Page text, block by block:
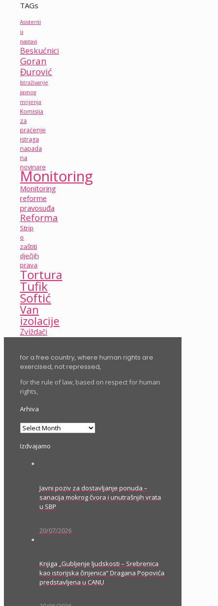
TAGs
Asistenti
u
nastavi
Beskućnici
Goran
Đurović
Istraživanje
javnog
mnjenja
Komisija
za
praćenje
istraga
napada
na
novinare
Monitoring
Monitoring
reforme
pravosuđa
Reforma
Strip
o
zaštiti
dječjih
prava
Tortura
Tufik
Softić
Van
izolacije
Zviždači
for a free country, where human rights are
exercised, not repressed,
for the rule of law, based on respect for human
rights,
Arhiva
Arhiva
Izdvajamo
Javni poziv za dostavljanje ponuda –
sanacija mokrog čvora i unutrašnjih vrata
u SBP
20/07/2026
Knjiga „Gubljenje ljudskosti – Srebrenica
kao istorijska činjenica“ Dragana Popovića
predstavljena u CANU